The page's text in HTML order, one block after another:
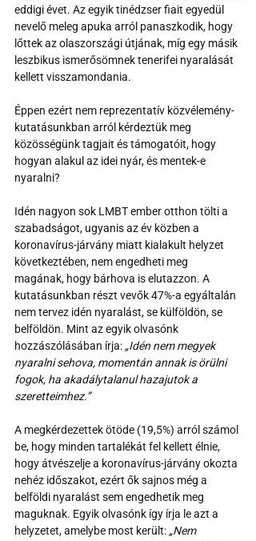
eddigi évet. Az egyik tinédzser fiait egyedül
nevelő meleg apuka arról panaszkodik, hogy
lőttek az olaszországi útjának, míg egy másik
leszbikus ismerősömnek tenerifei nyaralását
kellett visszamondania.
Éppen ezért nem reprezentatív közvélemény-
kutatásunkban arról kérdeztük meg
közösségünk tagjait és támogatóit, hogy
hogyan alakul az idei nyár, és mentek-e
nyaralni?
Idén nagyon sok LMBT ember otthon tölti a
szabadságot, ugyanis az év közben a
koronavírus-járvány miatt kialakult helyzet
következtében, nem engedheti meg
magának, hogy bárhova is elutazzon. A
kutatásunkban részt vevők 47%-a egyáltalán
nem tervez idén nyaralást, se külföldön, se
belföldön. Mint az egyik olvasónk
hozzászólásában írja: „Idén nem megyek
nyaralni sehova, momentán annak is örülni
fogok, ha akadálytalanul hazajutok a
szeretteimhez.”
A megkérdezettek ötöde (19,5%) arról számol
be, hogy minden tartalékát fel kellett élnie,
hogy átvészelje a koronavírus-járvány okozta
nehéz időszakot, ezért ők sajnos még a
belföldi nyaralást sem engedhetik meg
maguknak. Egyik olvasónk így írja le azt a
helyzetet, amelybe most került: „Nem